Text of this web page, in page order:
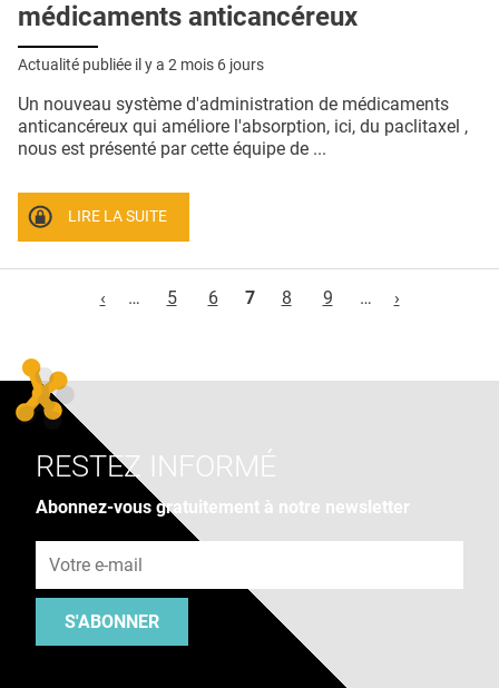
médicaments anticancéreux
Actualité publiée il y a 2 mois 6 jours
Un nouveau système d'administration de médicaments
anticancéreux qui améliore l'absorption, ici, du paclitaxel ,
nous est présenté par cette équipe de ...
LIRE LA SUITE
‹
… 5 6 7 8 9 … ›
RESTEZ INFORMÉ
Abonnez-vous gratuitement à notre newsletter
S'ABONNER